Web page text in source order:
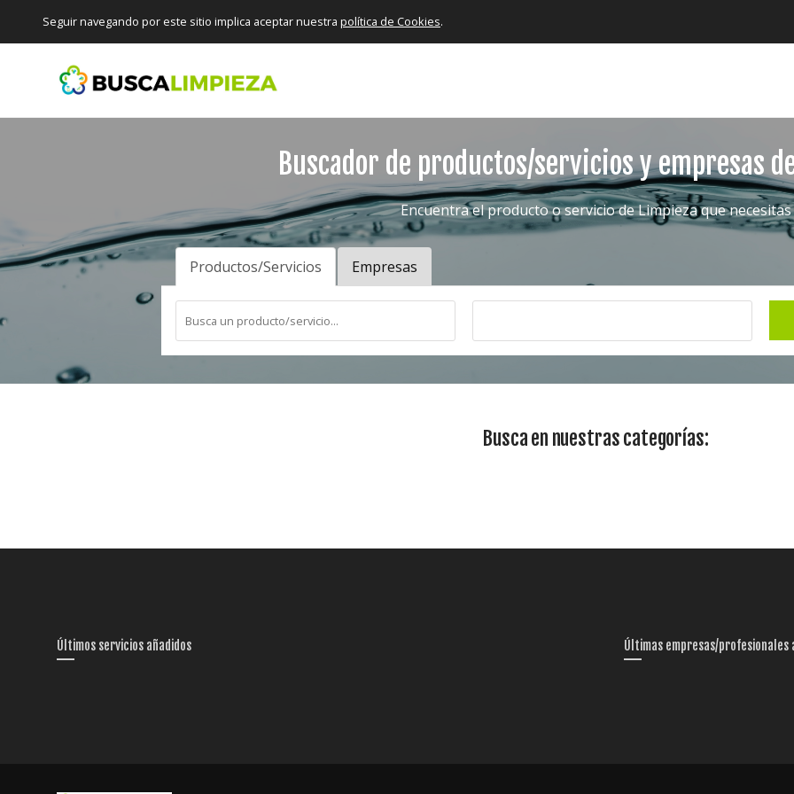
Seguir navegando por este sitio implica aceptar nuestra política de Cookies.
Buscador de productos/servicios y empresas
Encuentra el producto o servicio de Limpieza que necesitas
Productos/Servicios Empresas
Busca en nuestras categorías:
Últimos servicios añadidos Últimas empresas/profesionales